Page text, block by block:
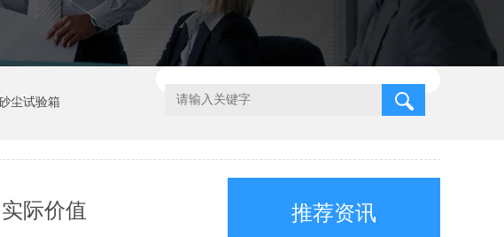
尘试验箱
际价值 推荐资讯